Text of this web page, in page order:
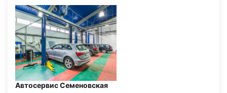
Автосервис Семеновская